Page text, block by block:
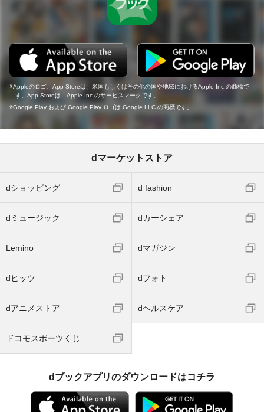
Appleのロゴ、App Storeは、米国もしくはその他の国や地域におけるApple Inc.の商標で
す。App Storeは、Apple Inc.のサービスマークです。
Google Play および Google Play ロゴは Google LLC の商標です。
dマーケットストア
dショッピング d fashion
dミュージック dカーシェア
Lemino dマガジン
dヒッツ dフォト
dアニメストア dヘルスケア
ドコモスポーツくじ
dブックアプリのダウンロードはコチラ